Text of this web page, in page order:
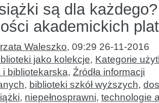
są dla
akademickich
Waleszko, 09:29 26-11-2016
jako kolekcje, Kategorie
bibliotekarska, Źródła informacji
, biblioteki szkół wyższych,
, niepełnosprawni, technologie